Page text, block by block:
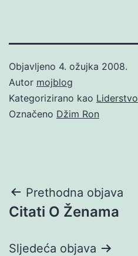
Objavljeno 4. ožujka 2008.
Autor mojblog
Kategorizirano kao Liderstvo
Označeno Džim Ron
Navigacija
objava
Prethodna objava
Citati O Ženama
Sljedeća objava